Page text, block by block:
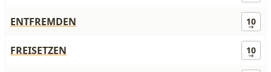
ENTFREMDEN 10
FREISETZEN 10